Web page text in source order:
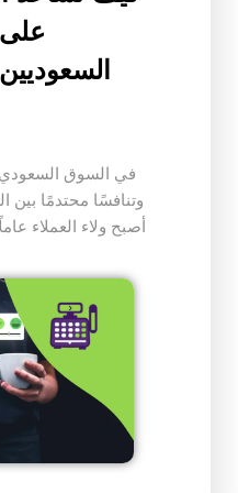
على
في السوق السعودي
وتنافسًا محتدمًا بين
أصبح ولاء العملاء